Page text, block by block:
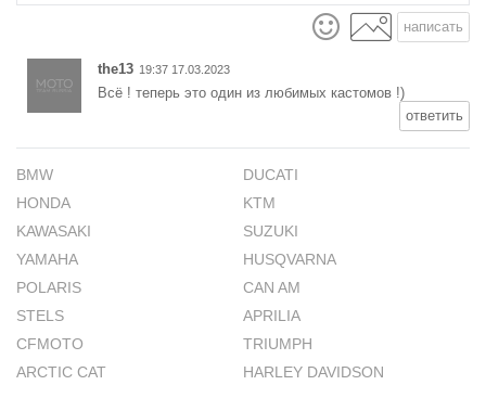
написать
the13 19:37 17.03.2023
Всё ! теперь это один из любимых кастомов !)
ответить
BMW
DUCATI
HONDA
KTM
KAWASAKI
SUZUKI
YAMAHA
HUSQVARNA
POLARIS
CAN AM
STELS
APRILIA
CFMOTO
TRIUMPH
ARCTIC CAT
HARLEY DAVIDSON